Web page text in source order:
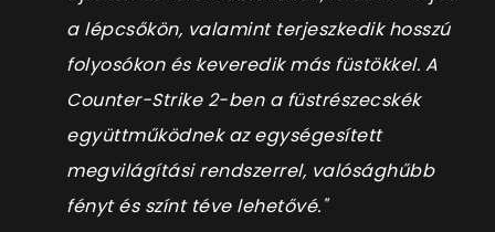
a lépcsőkön, valamint terjeszkedik hosszú
folyosókon és keveredik más füstökkel. A
Counter-Strike 2-ben a füstrészecskék
együttműködnek az egységesített
megvilágítási rendszerrel, valósághűbb
fényt és színt téve lehetővé."